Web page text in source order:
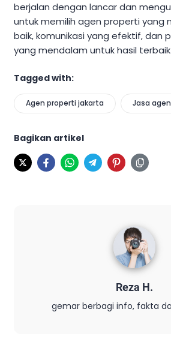
berjalan dengan lancar dan
untuk memilih agen properti yang
baik, komunikasi yang efektif, dan
yang mendalam untuk hasil terbaik.
Tagged with:
Agen properti jakarta Jasa
Bagikan artikel
Reza H.
gemar berbagi info, fakta